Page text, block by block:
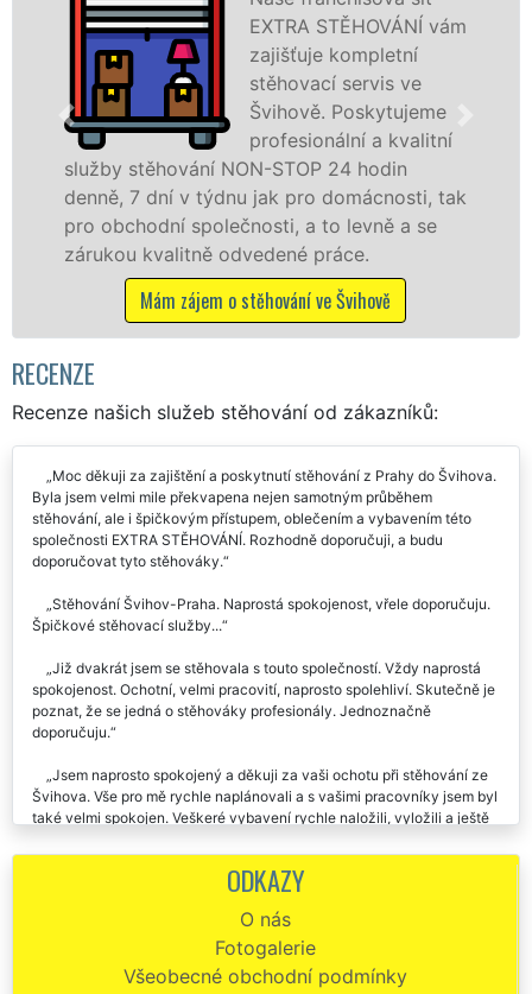
stěhovací služby ve
Švihově na
špičkové úrovni se
speciální stěhovací
technikou. Tyto
služby zajišťujeme domácnostem i firmám v
celém okresu Klatovy se zárukou kvality
franchisové sítě EXTRA STĚHOVÁNÍ.
Nabízíme stěhovací služby NON-STOP
včetně víkendů a svátků bez příplatků.
Mám zájem o stěhovací služby ve Švihově
RECENZE
Recenze našich služeb stěhování od zákazníků:
Moc děkuji za zajištění a poskytnutí stěhování z Prahy do Švihova.
Byla jsem velmi mile překvapena nejen samotným průběhem
stěhování, ale i špičkovým přístupem, oblečením a vybavením této
společnosti EXTRA STĚHOVÁNÍ. Rozhodně doporučuji, a budu
Stěhování Švihov-Praha. Naprostá spokojenost, vřele doporučuju.
Již dvakrát jsem se stěhovala s touto společností. Vždy naprostá
spokojenost. Ochotní, velmi pracovití, naprosto spolehliví. Skutečně je
poznat, že se jedná o stěhováky profesionály. Jednoznačně
Jsem naprosto spokojený a děkuji za vaši ochotu při stěhování ze
Švihova. Vše pro mě rychle naplánovali a s vašimi pracovníky jsem byl
mě dovezli zpět k mému autu. Moc děkuji.
Děkuji za profesionální přístup a velkou pomoc. Stěhování ze
Švihova do Prahy proběhlo hladce a cena byla více než příznivá.
ODKAZY
O nás
Fotogalerie